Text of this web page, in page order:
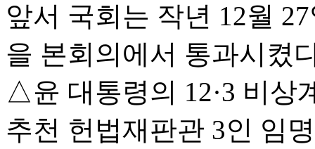
앞서 국회는 작년 12월
을 본회의에서 통과시켰
△윤 대통령의 12·3 비상
추천 헌법재판관 3인 임